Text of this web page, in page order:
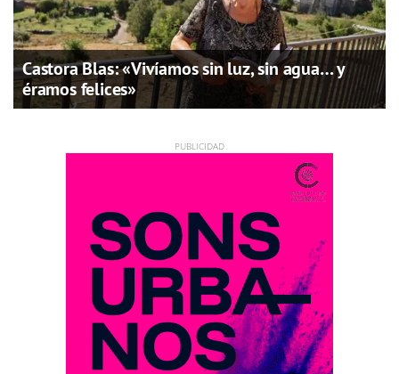
Castora Blas: «Vivíamos sin luz, sin agua… y
éramos felices»